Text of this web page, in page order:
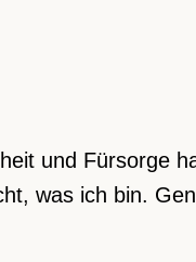
und Fürsorge
was ich bin.